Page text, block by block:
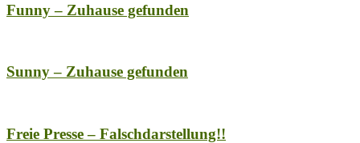
Funny – Zuhause gefunden
Sunny – Zuhause gefunden
Freie Presse – Falschdarstellung!!